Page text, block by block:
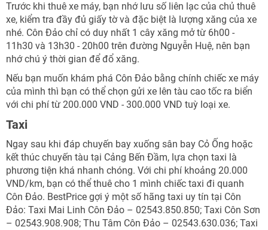
Trước khi thuê xe máy, bạn nhớ lưu số liên lạc của chủ thuê
xe, kiểm tra đầy đủ giấy tờ và đặc biệt là lượng xăng của xe
nhé. Côn Đảo chỉ có duy nhất 1 cây xăng mở từ 6h00 -
11h30 và 13h30 - 20h00 trên đường Nguyễn Huệ, nên bạn
nhớ chú ý thời gian để đổ xăng.
Nếu bạn muốn khám phá Côn Đảo bằng chính chiếc xe máy
của mình thì bạn có thể chọn gửi xe lên tàu cao tốc ra biển
với chi phí từ 200.000 VND - 300.000 VND tuỳ loại xe.
Taxi
Ngay sau khi đáp chuyến bay xuống sân bay Cỏ Ống hoặc
kết thúc chuyến tàu tại Cảng Bến Đầm, lựa chọn taxi là
phương tiện khá nhanh chóng. Với chi phí khoảng 20.000
VND/km, bạn có thể thuê cho 1 mình chiếc taxi đi quanh
Côn Đảo. BestPrice gợi ý một số hãng taxi uy tín tại Côn
Đảo: Taxi Mai Linh Côn Đảo – 02543.850.850; Taxi Côn Sơn
– 02543.908.908; Thu Tâm Côn Đảo – 02543.630.036; Taxi